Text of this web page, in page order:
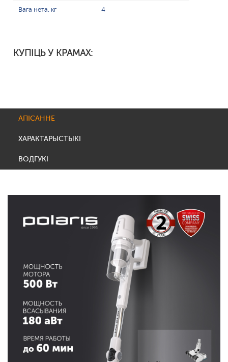
Вага нета, кг 4
КУПІЦЬ У КРАМАХ:
АПІСАННЕ
ХАРАКТАРЫСТЫКІ
ВОДГУКІ